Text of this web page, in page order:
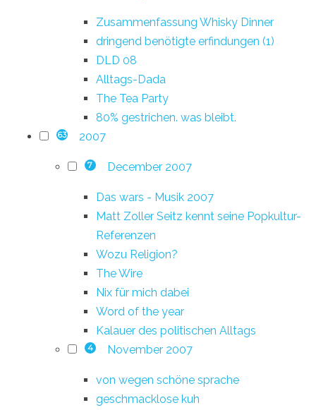
Zusammenfassung Whisky Dinner
dringend benötigte erfindungen (1)
DLD 08
Alltags-Dada
The Tea Party
80% gestrichen. was bleibt.
63 2007
7 December 2007
Das wars - Musik 2007
Matt Zoller Seitz kennt seine Popkultur-
Referenzen
Wozu Religion?
The Wire
Nix für mich dabei
Word of the year
Kalauer des politischen Alltags
4 November 2007
von wegen schöne sprache
geschmacklose kuh